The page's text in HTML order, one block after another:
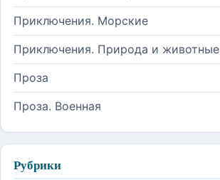
Приключения. Морские
Приключения. Природа и животные
Проза
Проза. Военная
Рубрики